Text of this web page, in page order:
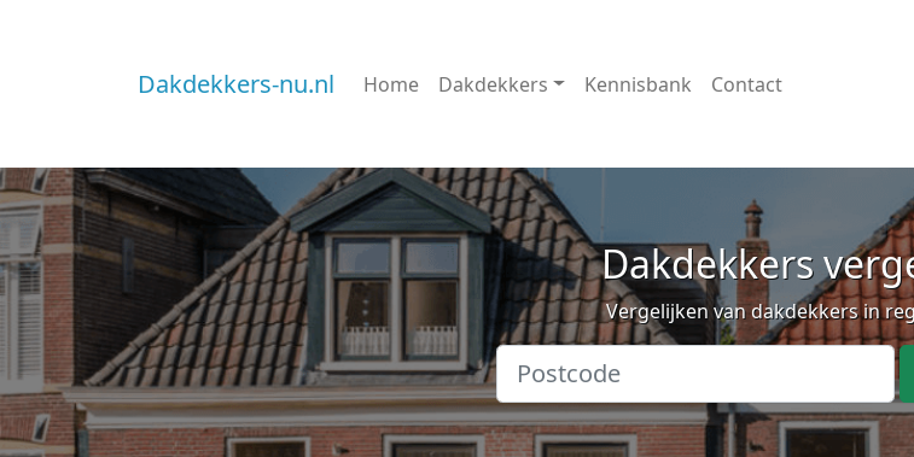
Dakdekkers-nu.nl Home Dakdekkers Kennisbank Contact
Dakdekkers
Vergelijken van dakdekkers in